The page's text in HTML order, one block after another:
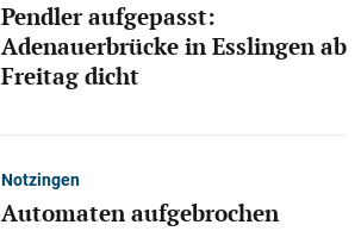
Pendler aufgepasst:
Adenauerbrücke in Esslingen ab
Freitag dicht
Notzingen
Automaten aufgebrochen